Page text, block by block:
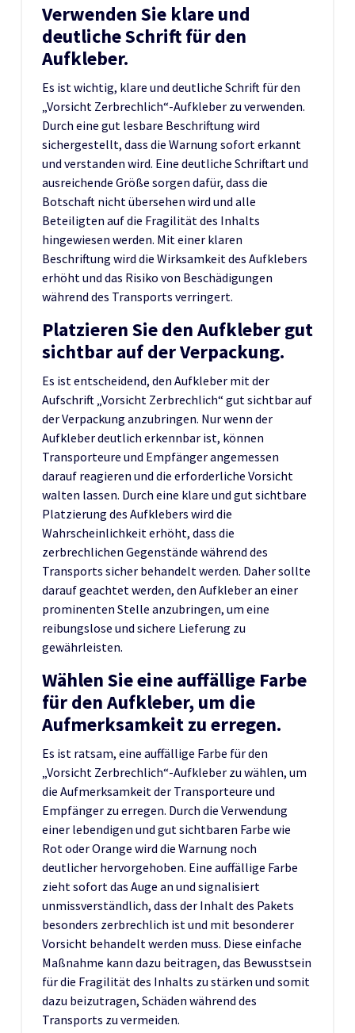
Verwenden Sie klare und
deutliche Schrift für den
Aufkleber.
Es ist wichtig, klare und deutliche Schrift für den
„Vorsicht Zerbrechlich“-Aufkleber zu verwenden.
Durch eine gut lesbare Beschriftung wird
sichergestellt, dass die Warnung sofort erkannt
und verstanden wird. Eine deutliche Schriftart und
ausreichende Größe sorgen dafür, dass die
Botschaft nicht übersehen wird und alle
Beteiligten auf die Fragilität des Inhalts
hingewiesen werden. Mit einer klaren
Beschriftung wird die Wirksamkeit des Aufklebers
erhöht und das Risiko von Beschädigungen
während des Transports verringert.
Platzieren Sie den Aufkleber gut
sichtbar auf der Verpackung.
Es ist entscheidend, den Aufkleber mit der
Aufschrift „Vorsicht Zerbrechlich“ gut sichtbar auf
der Verpackung anzubringen. Nur wenn der
Aufkleber deutlich erkennbar ist, können
Transporteure und Empfänger angemessen
darauf reagieren und die erforderliche Vorsicht
walten lassen. Durch eine klare und gut sichtbare
Platzierung des Aufklebers wird die
Wahrscheinlichkeit erhöht, dass die
zerbrechlichen Gegenstände während des
Transports sicher behandelt werden. Daher sollte
darauf geachtet werden, den Aufkleber an einer
prominenten Stelle anzubringen, um eine
reibungslose und sichere Lieferung zu
gewährleisten.
Wählen Sie eine auffällige Farbe
für den Aufkleber, um die
Aufmerksamkeit zu erregen.
Es ist ratsam, eine auffällige Farbe für den
„Vorsicht Zerbrechlich“-Aufkleber zu wählen, um
die Aufmerksamkeit der Transporteure und
Empfänger zu erregen. Durch die Verwendung
einer lebendigen und gut sichtbaren Farbe wie
Rot oder Orange wird die Warnung noch
deutlicher hervorgehoben. Eine auffällige Farbe
zieht sofort das Auge an und signalisiert
unmissverständlich, dass der Inhalt des Pakets
besonders zerbrechlich ist und mit besonderer
Vorsicht behandelt werden muss. Diese einfache
Maßnahme kann dazu beitragen, das Bewusstsein
für die Fragilität des Inhalts zu stärken und somit
dazu beizutragen, Schäden während des
Transports zu vermeiden.